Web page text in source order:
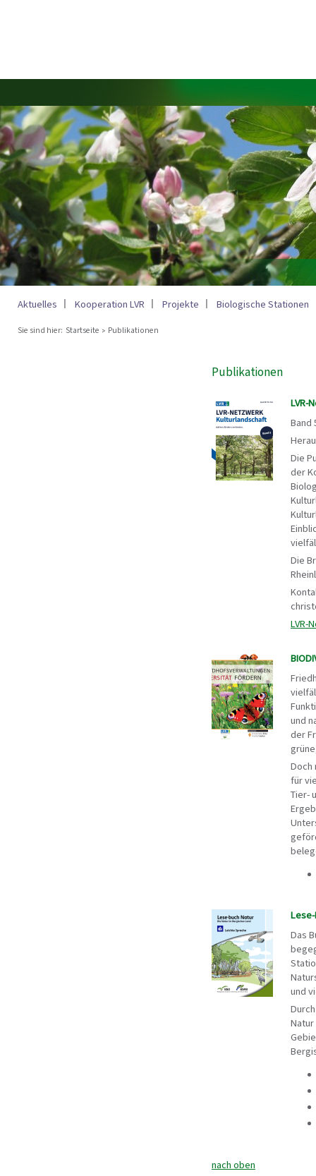
Aktuelles Kooperation LVR Projekte Biologische Stationen
Sie sind hier: Startseite Publikationen
Publikationen
LVR-
Band
Die
der
Die
LVR-
und
der
Doch
für
Tier-
Das
und
nach oben